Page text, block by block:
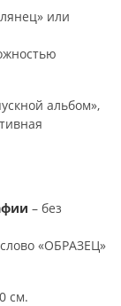
или
альбом»,
– без
«ОБРАЗЕЦ»
см.